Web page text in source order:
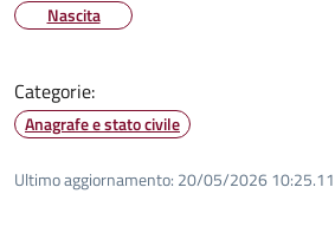
Nascita
Categorie:
Anagrafe e stato civile
Ultimo aggiornamento: 20/05/2026 10:25.11